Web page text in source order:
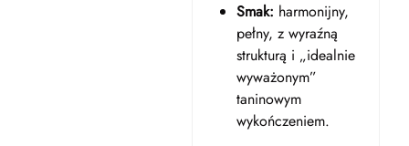
Smak: harmonijny,
pełny, z wyraźną
strukturą i „idealnie
wyważonym”
taninowym
wykończeniem.